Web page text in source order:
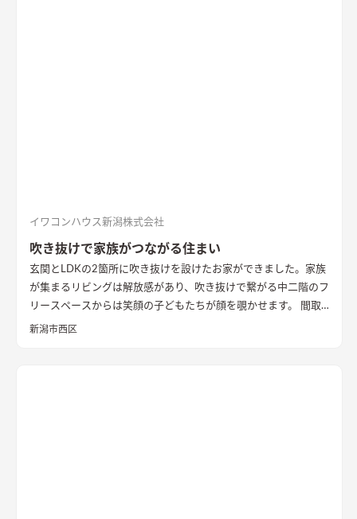
イワコンハウス新潟株式会社
吹き抜けで家族がつながる住まい
玄関とLDKの2箇所に吹き抜けを設けたお家ができました。家族
が集まるリビングは解放感があり、吹き抜けで繋がる中二階のフ
リースペースからは笑顔の子どもたちが顔を覗かせます。 間取
りは家事のしやすさを考え、キッチンから各お部屋への動線が
新潟市西区